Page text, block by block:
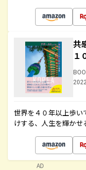
共
１
世界を４０年以上歩
けする、人生を輝か
AD